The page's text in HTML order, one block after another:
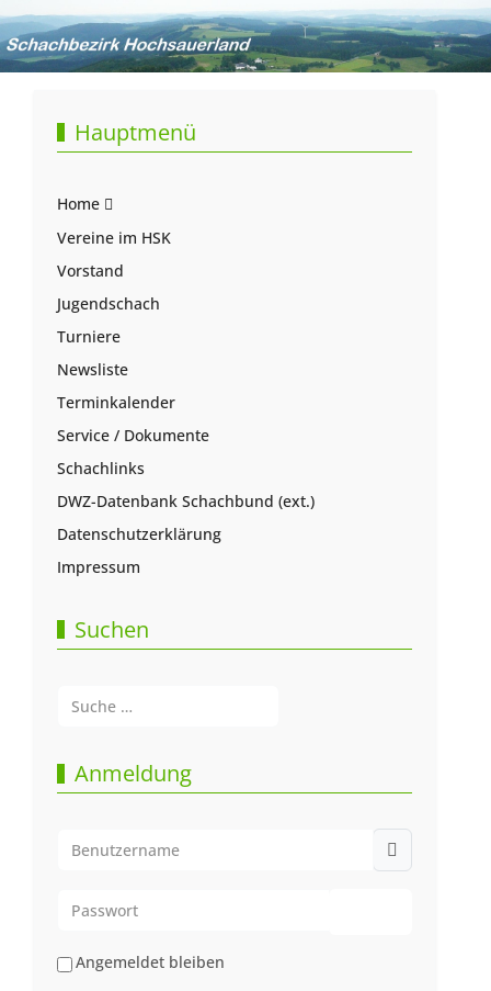
Hauptmenü
Home
Vereine im HSK
Vorstand
Jugendschach
Turniere
Newsliste
Terminkalender
Service / Dokumente
Schachlinks
DWZ-Datenbank Schachbund (ext.)
Datenschutzerklärung
Impressum
Suchen
Anmeldung
Angemeldet bleiben